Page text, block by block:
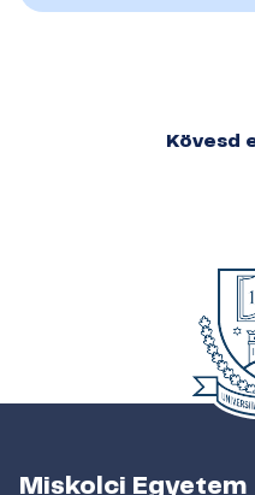
Kövesd
Miskolci Egyetem